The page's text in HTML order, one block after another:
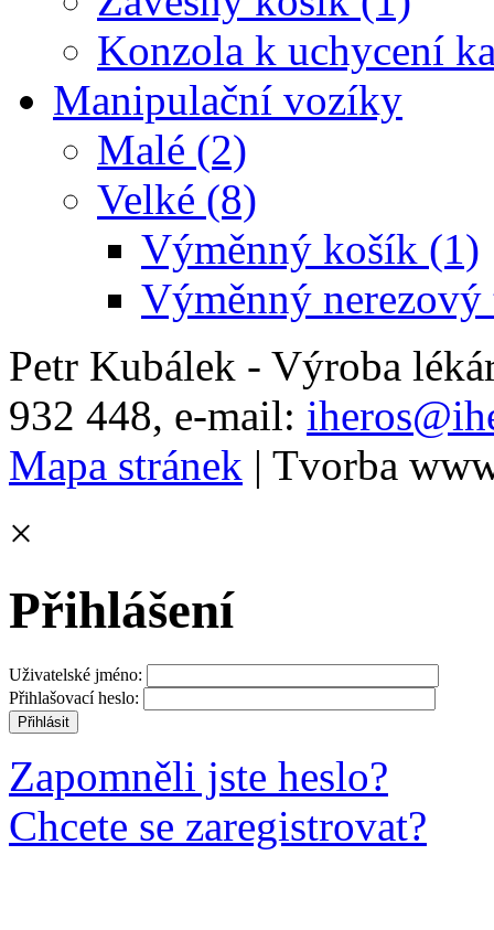
Konzola k uchycení
Manipulační vozíky
Malé (2)
Velké (8)
Výměnný košík (1)
Výměnný nerezový
Petr Kubálek - Výroba
932 448, e-mail:
Mapa stránek | Tvorba
×
Přihlášení
Uživatelské jméno:
Přihlašovací heslo:
Zapomněli jste heslo?
Chcete se zaregistrovat?